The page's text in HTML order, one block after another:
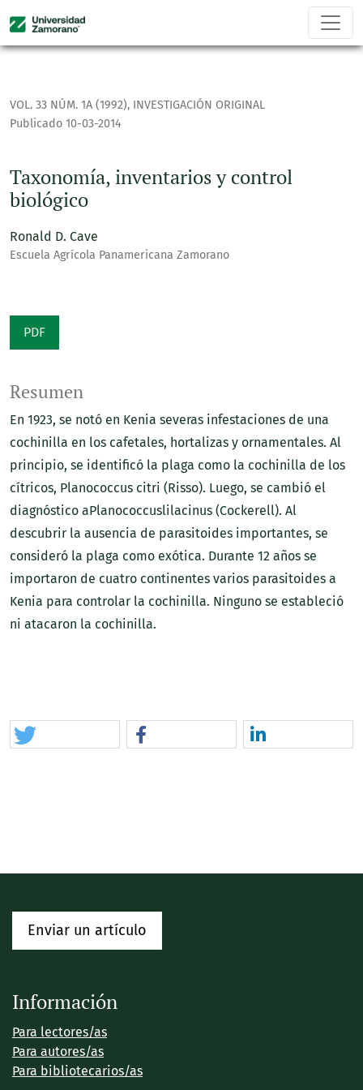
VOL. 33 NÚM. 1A (1992), INVESTIGACIÓN ORIGINAL
Taxonomía, inventarios y control
biológico
Publicado 10-03-2014
Ronald D. Cave
Escuela Agrícola Panamericana Zamorano
PDF
Resumen
En 1923, se notó en Kenia severas infestaciones de una
cochinilla en los cafetales, hortalizas y ornamentales. Al
principio, se identificó la plaga como la cochinilla de los
cítricos, Planococcus citri (Risso). Luego, se cambió el
diagnóstico aPlanococcuslilacinus (Cockerell). Al
descubrir la ausencia de parasitoides importantes, se
consideró la plaga como exótica. Durante 12 años se
importaron de cuatro continentes varios parasitoides a
Kenia para controlar la cochinilla. Ninguno se estableció
ni atacaron la cochinilla.
Enviar un artículo
Información
Para lectores/as
Para autores/as
Para bibliotecarios/as